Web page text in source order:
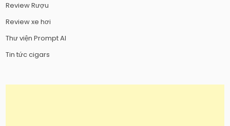
Review Rượu
Review xe hơi
Thư viện Prompt AI
Tin tức cigars